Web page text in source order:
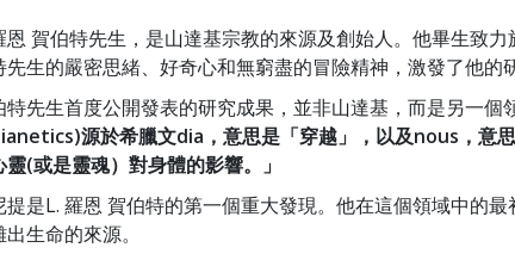
恩 賀伯特先生，是山達基宗教的來源及創始人。他畢生致
先生的嚴密思緒、好奇心和無窮盡的冒險精神，激發了他的
特先生首度公開發表的研究成果，並非山達基，而是另一個
源於希臘文dia，意思是「穿越」，以及nous，意
靈(或是靈魂）對身體的影響。」
提是L. 羅恩 賀伯特的第一個重大發現。他在這個領域中的
生命的來源。